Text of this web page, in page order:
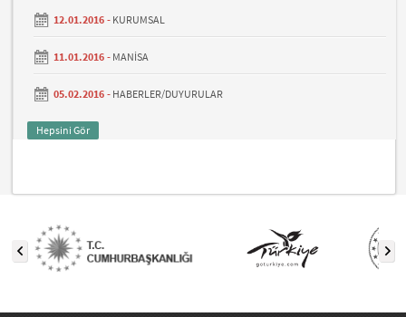
12.01.2016 - KURUMSAL
11.01.2016 - MANİSA
05.02.2016 - HABERLER/DUYURULAR
Hepsini Gör